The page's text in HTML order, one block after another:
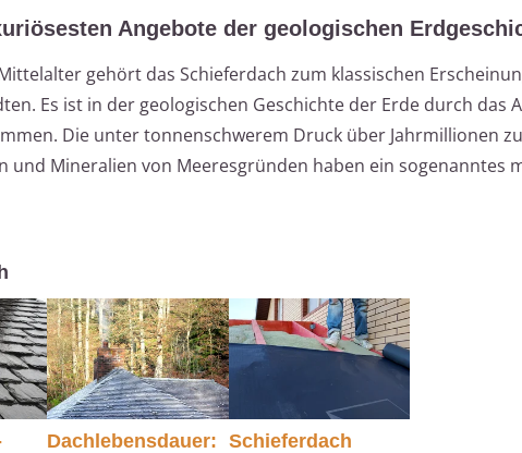
Angebote der geologischen
gehört das Schieferdach zum klassischen
Es ist in der geologischen Geschichte der Erde durch das
Die unter tonnenschwerem Druck über Jahrmillionen
und Mineralien von Meeresgründen haben ein sogenanntes
Dachlebensdauer: Schieferdach